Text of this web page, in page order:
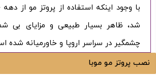
شد، ظاهر بسیار طبیعی و مزایای بی
چشمگیر در سراسر اروپا و خاورمیانه شده
نصب پروتز مو موباورود / ثبت نام